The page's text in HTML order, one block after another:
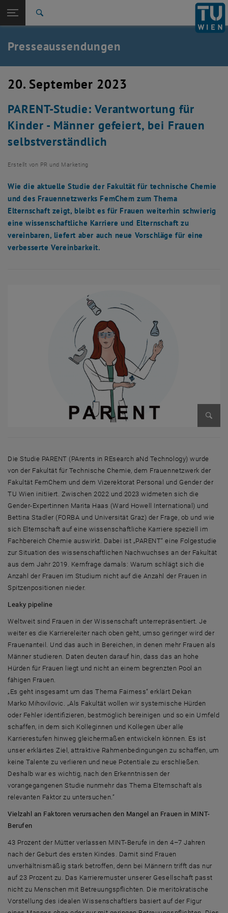
TU Login
Quicklinks
Quicklinks-Menü umschalten
Studium
Karriere
Zurück: Subseiten von Aktuelles auflisten
Zurück zur letzten Ebene:
Aktuelles
Presseaussendungen
Presseaussendungen
20. September 2023
PARENT-Studie: Verantwortung für
Kinder - Männer gefeiert, bei Frauen
selbstverständlich
Erstellt von PR und Marketing
Wie die aktuelle Studie der Fakultät für technische Chemie
und des Frauennetzwerks FemChem zum Thema
Elternschaft zeigt, bleibt es für Frauen weiterhin schwierig
eine wissenschaftliche Karriere und Elternschaft zu
vereinbaren, liefert aber auch neue Vorschläge für eine
verbesserte Vereinbarkeit.
Die Studie PARENT (PArents in REsearch aNd Technology) wurde
von der Fakultät für Technische Chemie, dem Frauennetzwerk der
Fakultät FemChem und dem Vizerektorat Personal und Gender der
TU Wien initiiert. Zwischen 2022 und 2023 widmeten sich die
Gender-Expertinnen Marita Haas (Ward Howell International) und
Bettina Stadler (FORBA und Universität Graz) der Frage, ob und wie
sich Elternschaft auf eine wissenschaftliche Karriere speziell im
Fachbereich Chemie auswirkt. Dabei ist „PARENT“ eine Folgestudie
zur Situation des wissenschaftlichen Nachwuchses an der Fakultät
aus dem Jahr 2019. Kernfrage damals: Warum schlägt sich die
Anzahl der Frauen im Studium nicht auf die Anzahl der Frauen in
Spitzenpositionen nieder.
Leaky pipeline
Weltweit sind Frauen in der Wissenschaft unterrepräsentiert. Je
weiter es die Karriereleiter nach oben geht, umso geringer wird der
Frauenanteil. Und das auch in Bereichen, in denen mehr Frauen als
Männer studieren. Daten deuten darauf hin, dass das an hohe
Hürden für Frauen liegt und nicht an einem begrenzten Pool an
fähigen Frauen.
„Es geht insgesamt um das Thema Fairness“ erklärt Dekan
Marko Mihovilovic. „Als Fakultät wollen wir systemische Hürden
oder Fehler identifizieren, bestmöglich bereinigen und so ein Umfeld
schaffen, in dem sich Kolleginnen und Kollegen über alle
Karrierestufen hinweg gleichermaßen entwickeln können. Es ist
unser erklärtes Ziel, attraktive Rahmenbedingungen zu schaffen, um
keine Talente zu verlieren und neue Potentiale zu erschließen.
Deshalb war es wichtig, nach den Erkenntnissen der
vorangegangenen Studie nunmehr das Thema Elternschaft als
relevanten Faktor zu untersuchen.“
Vielzahl an Faktoren verursachen den Mangel an Frauen in MINT-
Berufen
43 Prozent der Mütter verlassen MINT-Berufe in den 4–7 Jahren
nach der Geburt des ersten Kindes. Damit sind Frauen
unverhältnismäßig stark betroffen, denn bei Männern trifft das nur
auf 23 Prozent zu. Das Karrieremuster unserer Gesellschaft passt
nicht zu Menschen mit Betreuungspflichten. Die meritokratische
Vorstellung des idealen Wissenschaftlers basiert auf der Figur